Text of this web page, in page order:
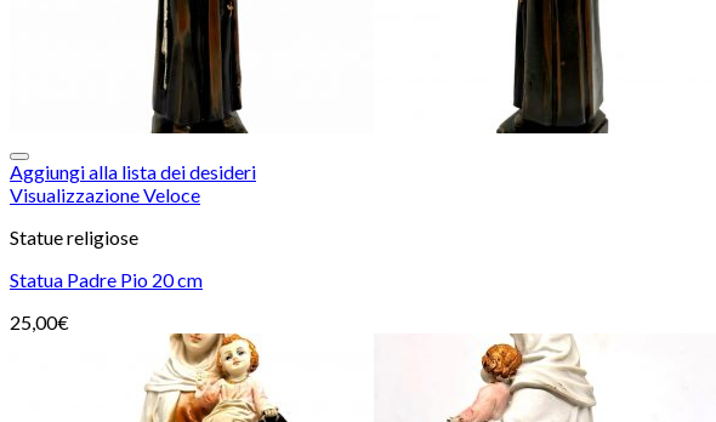
Aggiungi alla lista dei desideri
Visualizzazione Veloce
Statue religiose
Statua Padre Pio 20 cm
25,00€